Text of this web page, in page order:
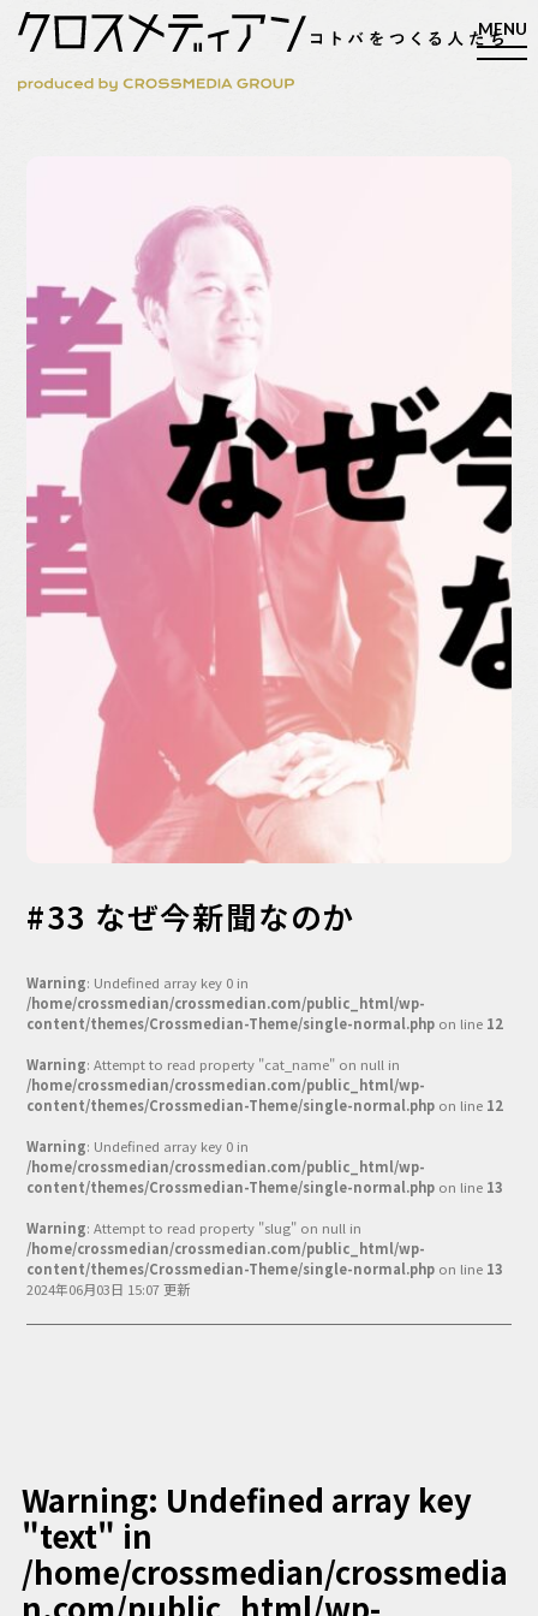
マガジン
新刊ができるまで
EVENT
MY WORK
編集4.0
人間主義的経営
シンカケイコウホウ
バックオフィス
ビジネス・ブック・アカデミー
業界ビジネス
プロフェッショナル対談
ビジネスアスリートのための
コンディショニング
編集4.0
その他
「ビジネス・ブック・アカデミー」
Podcast番組
「小早川幸一郎の編集者で経営者」
Podcast番組
「東京広報大学」
クロスメディアンとは？
広報誌
「クロスメディアン」アーカイブ
#33 なぜ今新聞なのか
Warning: Undefined array key 0 in
/home/crossmedian/crossmedian.com/public_html/wp-
content/themes/Crossmedian-Theme/single-normal.php on line 12
Warning: Attempt to read property "cat_name" on null in
/home/crossmedian/crossmedian.com/public_html/wp-
content/themes/Crossmedian-Theme/single-normal.php on line 12
Warning: Undefined array key 0 in
/home/crossmedian/crossmedian.com/public_html/wp-
content/themes/Crossmedian-Theme/single-normal.php on line 13
Warning: Attempt to read property "slug" on null in
/home/crossmedian/crossmedian.com/public_html/wp-
content/themes/Crossmedian-Theme/single-normal.php on line 13
2024年06月03日 15:07 更新
Warning: Undefined array key
"text" in
/home/crossmedian/crossmedia